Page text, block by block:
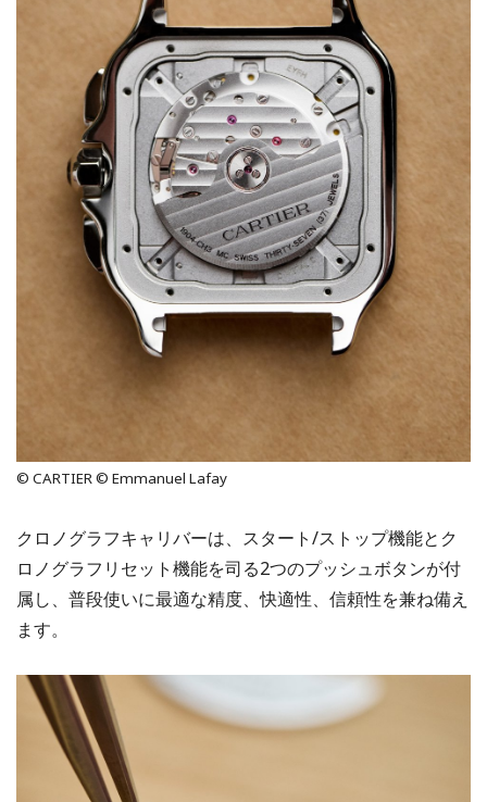
© CARTIER © Emmanuel Lafay
クロノグラフキャリバーは、スタート/ストップ機能とク
ロノグラフリセット機能を司る2つのプッシュボタンが付
属し、普段使いに最適な精度、快適性、信頼性を兼ね備え
ます。